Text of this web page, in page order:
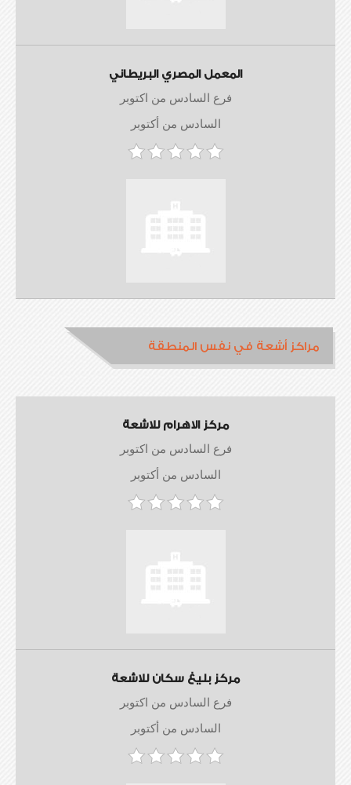
المعمل المصري البريطاني
فرع السادس من اكتوبر
السادس من أكتوبر
مراكز أشعة في نفس المنطقة
مركز الاهرام للاشعة
فرع السادس من اكتوبر
السادس من أكتوبر
مركز بليغ سكان للاشعة
فرع السادس من اكتوبر
السادس من أكتوبر